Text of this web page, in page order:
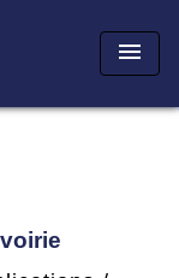
menu